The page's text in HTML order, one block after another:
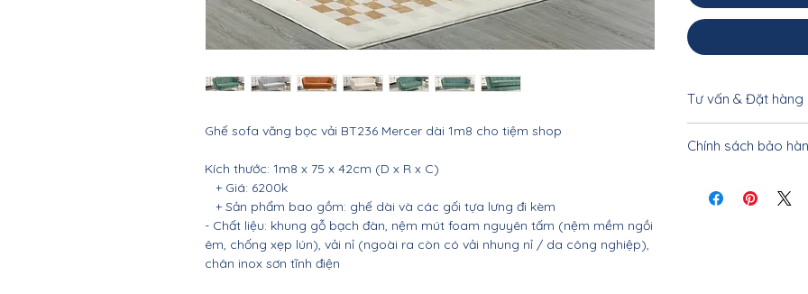
Ghế sofa văng bọc vải BT236 Mercer dài 1m8 cho tiệm shop
Kích thước: 1m8 x 75 x 42cm (D x R x C)
+ Giá: 6200k
+ Sản phẩm bao gồm: ghế dài và các gối tựa lưng đi kèm
- Chất liệu: khung gỗ bạch đàn, nệm mút foam nguyên tấm (nệm mềm ngồi
êm, chống xẹp lún), vải nỉ (ngoài ra còn có vải nhung nỉ / da công nghiệp),
chân inox sơn tĩnh điện
Tư vấn & Đặt hàng
khách vui lòng liên
Chính sách bảo